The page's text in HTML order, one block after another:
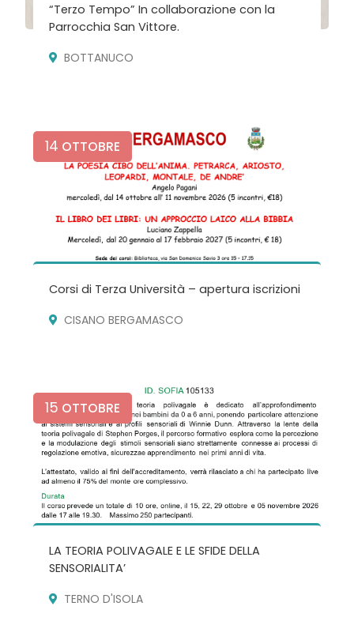
“Terzo Tempo” In collaborazione con la
Parrocchia San Vittore.
BOTTANUCO
14 OTTOBRE
Corsi di Terza Università – apertura iscrizioni
CISANO BERGAMASCO
15 OTTOBRE
LA TEORIA POLIVAGALE E LE SFIDE DELLA
SENSORIALITA’
TERNO D'ISOLA